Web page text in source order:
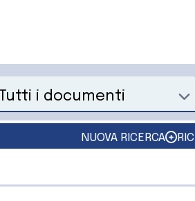
un documento
NUOVA RICERCA